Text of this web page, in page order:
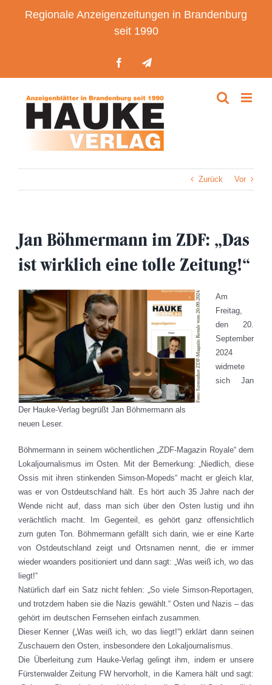
Regionale Anzeigenzeitungen in Brandenburg
seit 1990
FacebookTelegram
Zurück Vor
Jan Böhmermann im ZDF: „Das
ist wirklich eine tolle Zeitung!“
Der Hauke-Verlag begrüßt Jan Böhmermann als
neuen Leser.
Am
Freitag,
den 20.
September
2024
widmete
sich Jan
Böhmermann in seinem wöchentlichen „ZDF-Magazin Royale“ dem
Lokaljournalismus im Osten. Mit der Bemerkung: „Niedlich, diese
Ossis mit ihren stinkenden Simson-Mopeds“ macht er gleich klar,
was er von Ostdeutschland hält. Es hört auch 35 Jahre nach der
Wende nicht auf, dass man sich über den Osten lustig und ihn
verächtlich macht. Im Gegenteil, es gehört ganz offensichtlich
zum guten Ton. Böhmermann gefällt sich darin, wie er eine Karte
von Ostdeutschland zeigt und Ortsnamen nennt, die er immer
wieder woanders positioniert und dann sagt: „Was weiß ich, wo das
liegt!“
Natürlich darf ein Satz nicht fehlen: „So viele Simson-Reportagen,
und trotzdem haben sie die Nazis gewählt.“ Osten und Nazis – das
gehört im deutschen Fernsehen einfach zusammen.
Dieser Kenner („Was weiß ich, wo das liegt!“) erklärt dann seinen
Zuschauern den Osten, insbesondere den Lokaljournalismus.
Die Überleitung zum Hauke-Verlag gelingt ihm, indem er unsere
Fürstenwalder Zeitung FW hervorholt, in die Kamera hält und sagt: